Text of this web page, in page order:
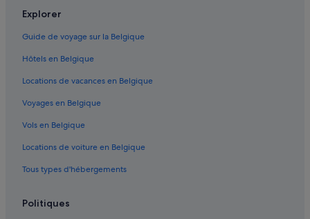
Explorer
Guide de voyage sur la Belgique
Hôtels en Belgique
Locations de vacances en Belgique
Voyages en Belgique
Vols en Belgique
Locations de voiture en Belgique
Tous types d'hébergements
Politiques